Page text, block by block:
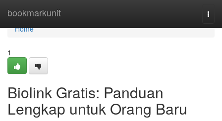
bookmarkunit
Home
Home
1
Biolink Gratis: Panduan
Lengkap untuk Orang Baru